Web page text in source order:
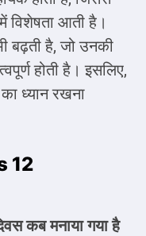
विशेषता आती है।
बढ़ती है, जो उनकी
होती है। इसलिए,
का ध्यान रखना
12
कब मनाया गया है